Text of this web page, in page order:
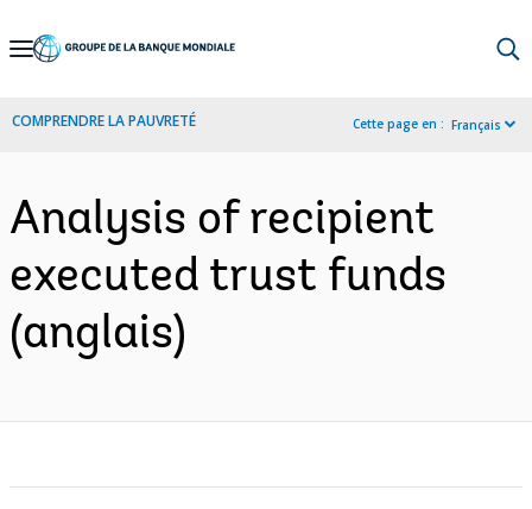
Skip
Navigation
COMPRENDRE LA PAUVRETÉ Cette page en : Français
Analysis of recipient
executed trust funds
(anglais)